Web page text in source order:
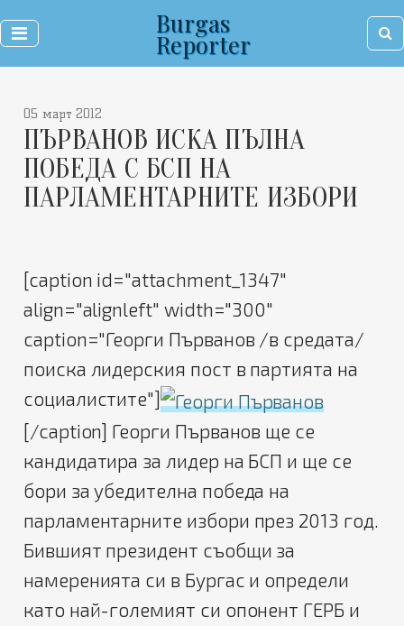
Burgas
Reporter
05 март 2012
ПЪРВАНОВ ИСКА ПЪЛНА
ПОБЕДА С БСП НА
ПАРЛАМЕНТАРНИТЕ ИЗБОРИ
[caption id="attachment_1347"
align="alignleft" width="300"
caption="Георги Първанов /в средата/
поиска лидерския пост в партията на
социалистите"]
[/caption] Георги Първанов ще се
кандидатира за лидер на БСП и ще се
бори за убедителна победа на
парламентарните избори през 2013 год.
Бившият президент съобщи за
намеренията си в Бургас и определи
като най-големият си опонент ГЕРБ и